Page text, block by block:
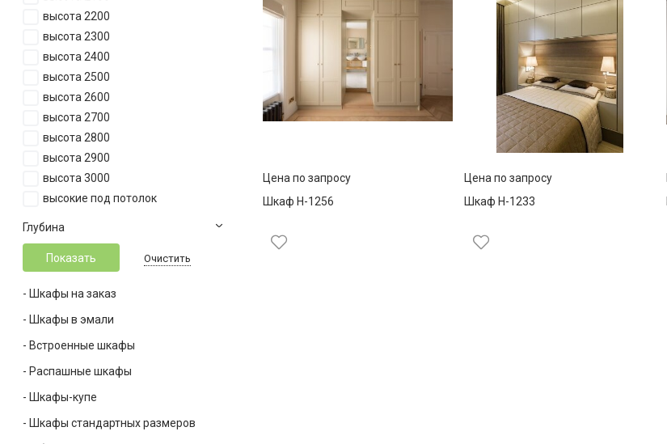
Ширина 2900
Ширина 3000
Ширина 3200
Ширина 3300
Ширина 3500
Ширина 3600
Ширина 3700
Ширина 3800
Ширина 4000
высота 2200
высота 2300
высота 2400
высота 2500
высота 2600
высота 2700
высота 2800
высота 2900
высота 3000
высокие под потолок
Глубина
Очистить
- Шкафы на заказ
- Шкафы в эмали
- Встроенные шкафы
- Распашные шкафы
- Шкафы-купе
- Шкафы стандартных размеров
Цена по запросу
Шкаф Н-1256
Цена по запросу
Шкаф Н-1233